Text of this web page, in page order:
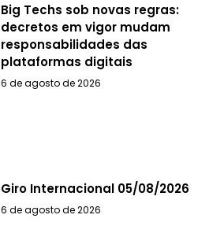
Big Techs sob novas regras:
decretos em vigor mudam
responsabilidades das
plataformas digitais
6 de agosto de 2026
Giro Internacional 05/08/2026
6 de agosto de 2026